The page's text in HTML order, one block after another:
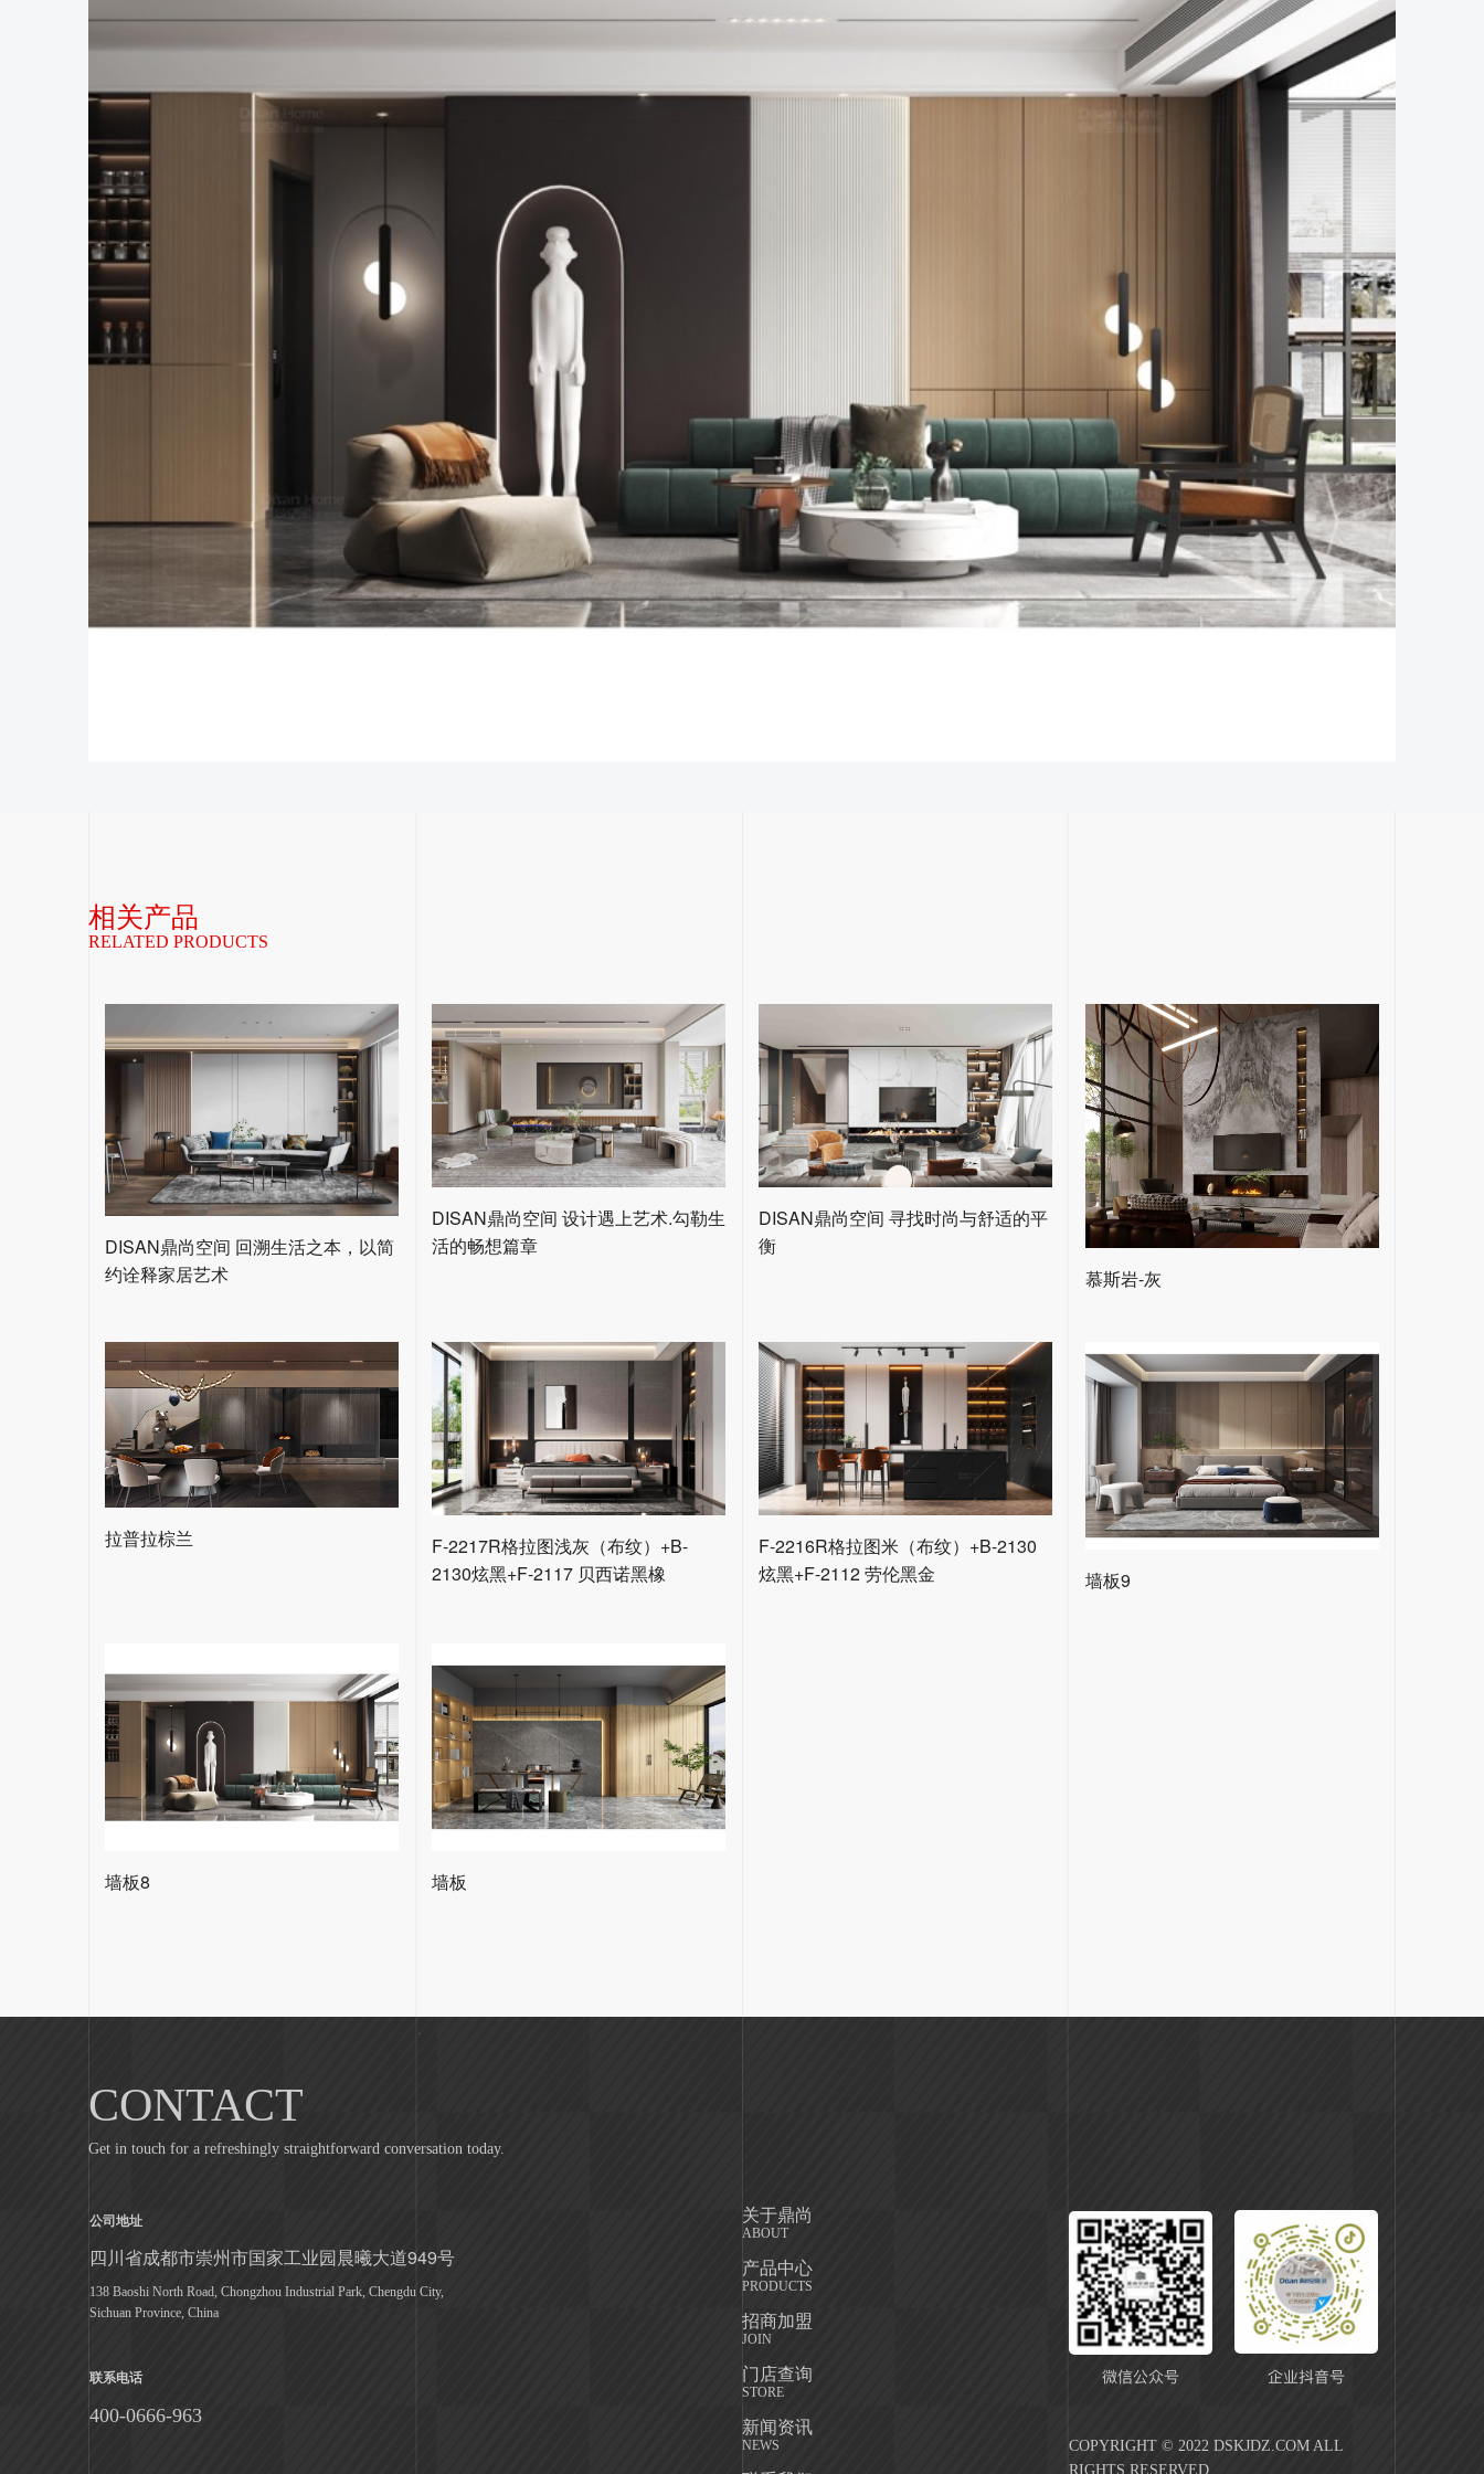
相关产品
RELATED PRODUCTS
DISAN鼎尚空间 回溯生活之本，以简
约诠释家居艺术
DISAN鼎尚空间 设计遇上艺术.勾勒生
活的畅想篇章
DISAN鼎尚空间 寻找时尚与舒适的平
衡
慕斯岩-灰
拉普拉棕兰
F-2217R格拉图浅灰（布纹）+B-
2130炫黑+F-2117 贝西诺黑橡
F-2216R格拉图米（布纹）+B-2130
炫黑+F-2112 劳伦黑金
墙板9
墙板8 墙板
公司地址
四川省成都市崇州市国家工业园晨曦大道949号
138 Baoshi North Road, Chongzhou Industrial Park, Chengdu City,
Sichuan Province, China
联系电话
400-0666-963
关于鼎尚
ABOUT
产品中心
PRODUCTS
招商加盟
JOIN
门店查询
STORE
新闻资讯
NEWS
COPYRIGHT © 2022 DSKJDZ.COM ALL
RIGHTS RESERVED.